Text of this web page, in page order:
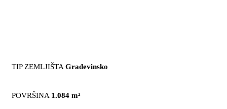
TIP ZEMLJIŠTA Građevinsko
POVRŠINA 1.084 m²